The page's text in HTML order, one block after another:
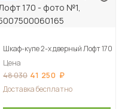
Шкаф-купе 2-х дверный Лофт 170
Цена
48 030 41 250
Доставка бесплатно